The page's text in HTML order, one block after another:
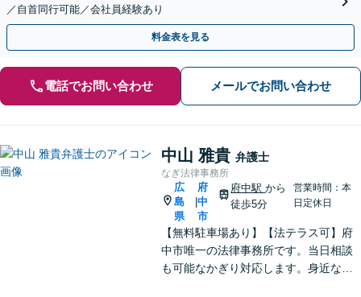
／自首同行可能／会社員経験あり
料金表を見る
電話でお問い合わせ メールでお問い合わせ
中山 雅貴 弁護士
なぎ法律事務所
広
島
県
府
中
市
府中駅から
徒歩5分
営業時間：本
日定休日
【無料駐車場あり】【法テラス可】府
中市唯一の法律事務所です。当日相談
も可能なかぎり対応します。身近な相